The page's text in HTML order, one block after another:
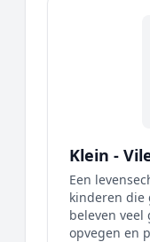
Klein -
Een
kinderen die
beleven veel
opvegen en